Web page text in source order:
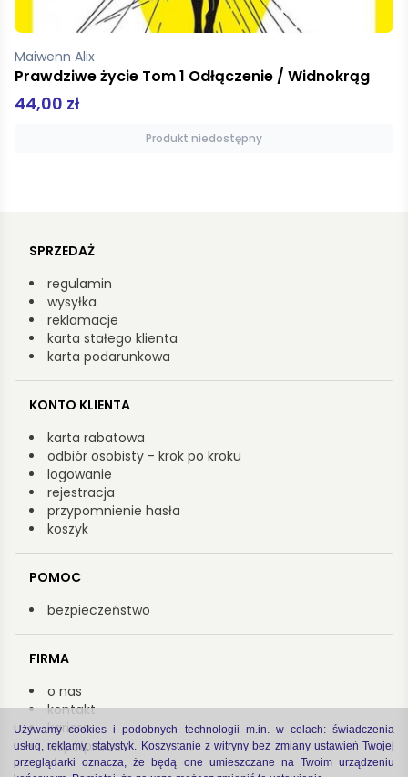
Używamy cookies i podobnych technologii m.in. w celach: świadczenia
usług, reklamy, statystyk. Koszystanie z witryny bez zmiany ustawień Twojej
przeglądarki oznacza, że będą one umieszczane na Twoim urządzeniu
Karinthy Frigyes
Podróż wokół mojej czaszki
45,00 zł
Dodaj do koszyka
SPRZEDAŻ
regulamin
wysyłka
reklamacje
karta stałego klienta
karta podarunkowa
KONTO KLIENTA
karta rabatowa
odbiór osobisty - krok po kroku
logowanie
rejestracja
przypomnienie hasła
koszyk
POMOC
bezpieczeństwo
FIRMA
o nas
kontakt
kariera
współpraca